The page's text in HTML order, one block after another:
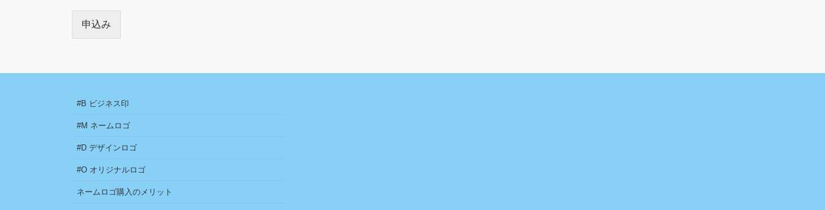
申込み
#B ビジネス印
#M ネームロゴ
#D デザインロゴ
#O オリジナルロゴ
ネームロゴ購入のメリット